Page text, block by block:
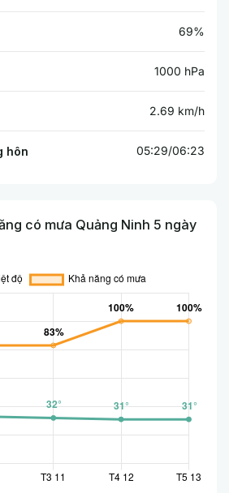
69%
1000 hPa
2.69 km/h
hôn 05:29/06:23
có mưa Quảng Ninh 5 ngày